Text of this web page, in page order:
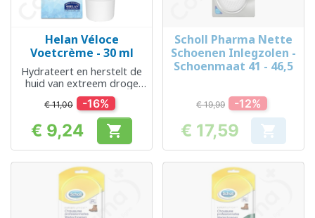
Helan Véloce
Voetcrème - 30 ml
Hydrateert en herstelt de
huid van extreem droge
voeten
€ 11,00 -16%
Prijs
€ 9,24 
Scholl Pharma Nette
Schoenen Inlegzolen -
Schoenmaat 41 - 46,5
€ 19,99 -12%
Prijs
€ 17,59 